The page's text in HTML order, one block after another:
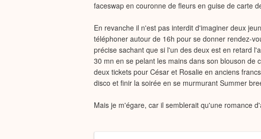
faceswap en couronne de fleurs en guise de carte
En revanche il n'est pas interdit d'imaginer deux
téléphoner autour de 16h pour se donner rendez-
précise sachant que si l'un des deux est en retard
30 mn en se pelant les mains dans son blouson de
deux tickets pour César et Rosalie en anciens
disco et finir la soirée en se murmurant Summer
Mais je m'égare, car il semblerait qu'une romance